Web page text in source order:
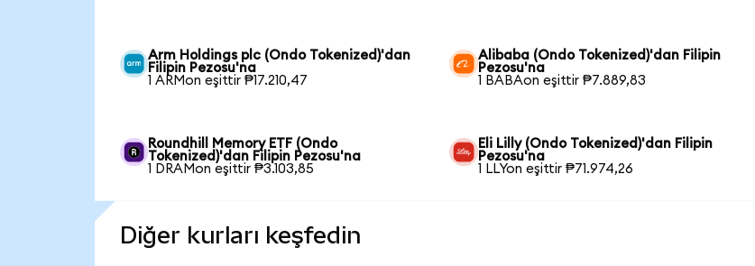
Arm Holdings plc (Ondo Tokenized)'dan
Filipin Pezosu'na
1 ARMon eşittir ₱17.210,47
Alibaba (Ondo Tokenized)'dan Filipin
Pezosu'na
1 BABAon eşittir ₱7.889,83
Roundhill Memory ETF (Ondo
Tokenized)'dan Filipin Pezosu'na
1 DRAMon eşittir ₱3.103,85
Eli Lilly (Ondo Tokenized)'dan Filipin
Pezosu'na
1 LLYon eşittir ₱71.974,26
Diğer kurları keşfedin